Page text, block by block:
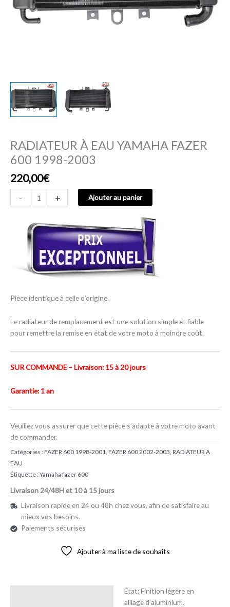
RADIATEUR À EAU YAMAHA FAZER
600 1998-2003
220,00€
- + Ajouter au panier
Pièce identique à celle d’origine.
Le radiateur de remplacement est une solution simple et fiable
pour remettre la remise en état de votre moto à moindre coût.
SUR COMMANDE – Livraison: 15 à 20 jours
Garantie: 1 an
Veuillez vous assurer que cette pièce s’adapte à votre moto avant
de commander.
Catégories :FAZER 600 1998-2001 FAZER 600 2002-2003 RADIATEUR A
EAU
Étiquette :Yamaha fazer 600
Livraison 24/48H et 10 à 15 jours
Livraison rapide en 24 ou 48h chez vous, afin de satisfaire au
mieux vos besoins.
Paiements sécurisés
Ajouter à ma liste de souhaits
État: Finition légère en
alliage d’aluminium.